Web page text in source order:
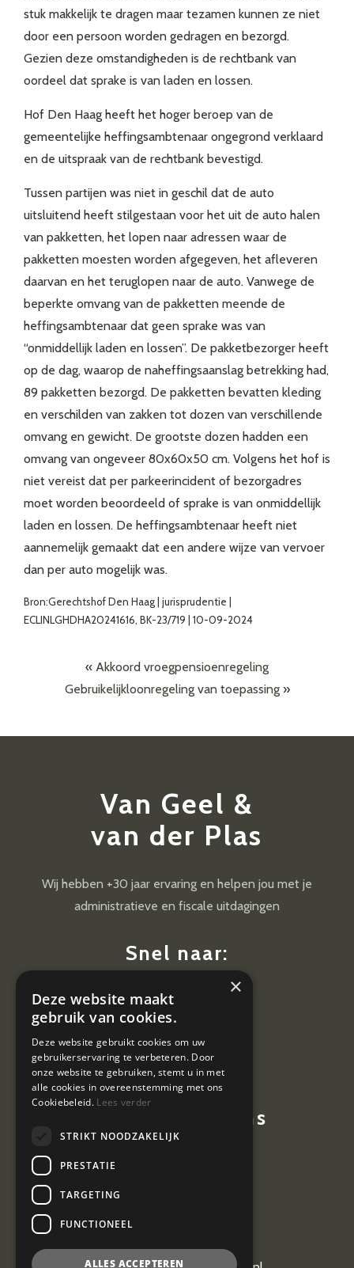
stuk makkelijk te dragen maar tezamen kunnen ze niet
door een persoon worden gedragen en bezorgd.
Gezien deze omstandigheden is de rechtbank van
oordeel dat sprake is van laden en lossen.
Hof Den Haag heeft het hoger beroep van de
gemeentelijke heffingsambtenaar ongegrond verklaard
en de uitspraak van de rechtbank bevestigd.
Tussen partijen was niet in geschil dat de auto
uitsluitend heeft stilgestaan voor het uit de auto halen
van pakketten, het lopen naar adressen waar de
pakketten moesten worden afgegeven, het afleveren
daarvan en het teruglopen naar de auto. Vanwege de
beperkte omvang van de pakketten meende de
heffingsambtenaar dat geen sprake was van
“onmiddellijk laden en lossen”. De pakketbezorger heeft
op de dag, waarop de naheffingsaanslag betrekking had,
89 pakketten bezorgd. De pakketten bevatten kleding
en verschilden van zakken tot dozen van verschillende
omvang en gewicht. De grootste dozen hadden een
omvang van ongeveer 80x60x50 cm. Volgens het hof is
niet vereist dat per parkeerincident of bezorgadres
moet worden beoordeeld of sprake is van onmiddellijk
laden en lossen. De heffingsambtenaar heeft niet
aannemelijk gemaakt dat een andere wijze van vervoer
dan per auto mogelijk was.
Bron:Gerechtshof Den Haag | jurisprudentie |
ECLINLGHDHA20241616, BK-23/719 | 10-09-2024
« Akkoord vroegpensioenregeling
Gebruikelijkloonregeling van toepassing»
Van Geel &
van der Plas
Wij hebben +30 jaar ervaring en helpen jou met je
administratieve en fiscale uitdagingen
Snel naar:
Diensten
Vacatures
Contactgegevens
×
Deze website maakt
gebruik van cookies.
Deze website gebruikt cookies om uw
gebruikerservaring te verbeteren. Door
onze website te gebruiken, stemt u in met
alle cookies in overeenstemming met ons
Cookiebeleid. Lees verder
STRIKT NOODZAKELIJK
PRESTATIE
TARGETING
FUNCTIONEEL
ALLES ACCEPTEREN